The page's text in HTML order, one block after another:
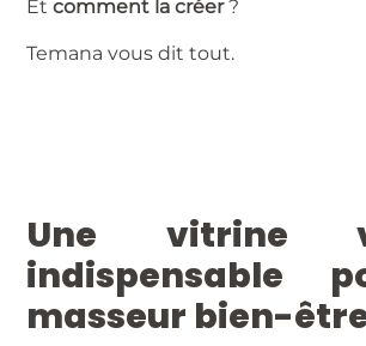
Etcomment la créer?
Temana vous dit tout.
Une vitrine
indispensable
masseur bien-